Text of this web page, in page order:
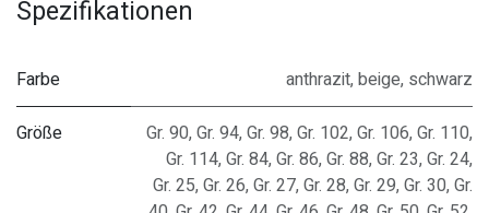
Spezifikationen
Farbe anthrazit,beige, schwarz
Größe Gr. 90,Gr. 94,Gr. 98,Gr. 102,Gr. 106,Gr. 110,
Gr. 114,Gr. 84,Gr. 86,Gr. 88,Gr. 23,Gr. 24,
Gr. 25,Gr. 26,Gr. 27,Gr. 28,Gr. 29,Gr. 30,Gr.